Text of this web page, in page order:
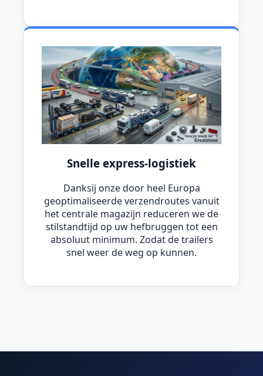
Snelle express-logistiek
Danksij onze door heel Europa
geoptimaliseerde verzendroutes vanuit
het centrale magazijn reduceren we de
stilstandtijd op uw hefbruggen tot een
absoluut minimum. Zodat de trailers
snel weer de weg op kunnen.